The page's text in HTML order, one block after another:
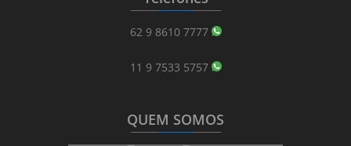
_______________________
62 9 8610 7777
11 9 7533 5757
QUEM SOMOS
_______________________